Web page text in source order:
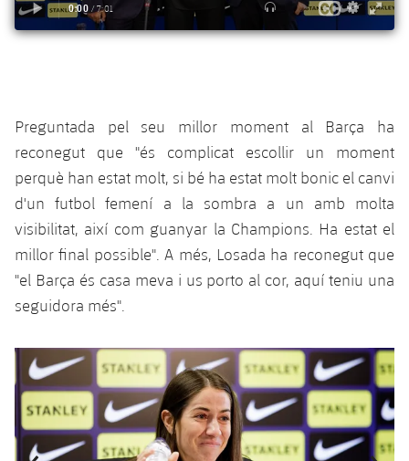
Accessibilitat
Instal·lacions
Preguntada pel seu millor moment al Barça ha
reconegut que "és complicat escollir un moment
perquè han estat molt, si bé ha estat molt bonic el canvi
d'un futbol femení a la sombra a un amb molta
visibilitat, així com guanyar la Champions. Ha estat el
millor final possible". A més, Losada ha reconegut que
"el Barça és casa meva i us porto al cor, aquí teniu una
seguidora més".
Anterior
label.aria.chevronleft Següent